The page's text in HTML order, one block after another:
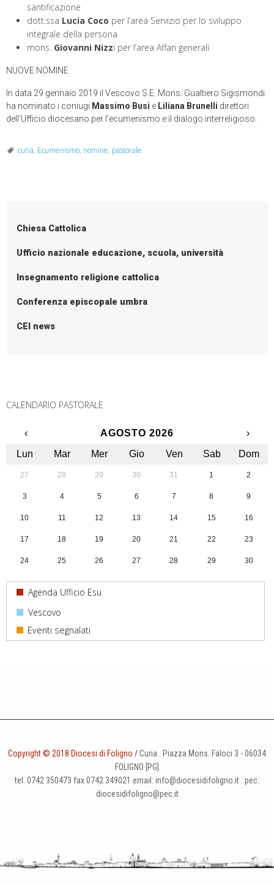
santificazione
dott.ssa Lucia Coco per l’area Servizio per lo sviluppo
integrale della persona
mons. Giovanni Nizzi per l’area Affari generali
NUOVE NOMINE
In data 29 gennaio 2019 il Vescovo S.E. Mons. Gualtiero Sigismondi
ha nominato i coniugi Massimo Busi e Liliana Brunelli direttori
dell’Ufficio diocesano per l’ecumenismo e il dialogo interreligioso.
curia, Ecumenismo, nomine, pastorale
Chiesa Cattolica
Ufficio nazionale educazione, scuola, università
Insegnamento religione cattolica
Conferenza episcopale umbra
CEI news
CALENDARIO PASTORALE
‹ AGOSTO 2026
›
Lun
Mar Mer Gio Ven Sab Dom
27 28 29 30 31 1 2
3 4 5 6 7 8 9
10 11 12 13 14 15 16
17 18 19 20 21 22 23
24 25 26 27 28 29 30
31 1 2 3 4 5 6
Agenda Ufficio Esu
Vescovo
Copyright © 2018 Diocesi di Foligno /Curia . Piazza Mons. Faloci 3 - 06034
FOLIGNO [PG]
tel. 0742 350473 fax 0742 349021 email: info@diocesidifoligno.it . pec:
diocesidifoligno@pec.it